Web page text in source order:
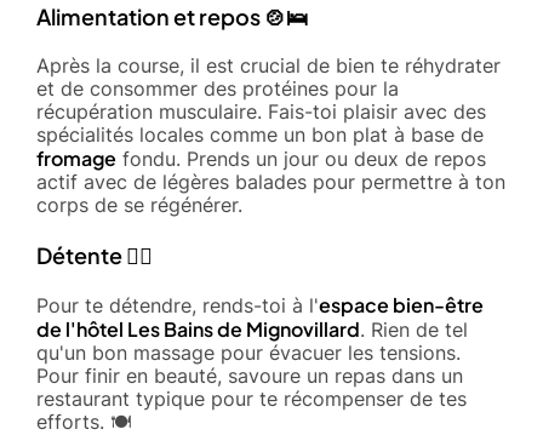
Alimentation et repos 🍲🛌
Après la course, il est crucial de bien te réhydrater
et de consommer des protéines pour la
récupération musculaire. Fais-toi plaisir avec des
spécialités locales comme un bon plat à base de
fromage fondu. Prends un jour ou deux de repos
actif avec de légères balades pour permettre à ton
corps de se régénérer.
Détente 💆‍♂️
Pour te détendre, rends-toi à l'espace bien-être
de l'hôtel Les Bains de Mignovillard. Rien de tel
qu'un bon massage pour évacuer les tensions.
Pour finir en beauté, savoure un repas dans un
restaurant typique pour te récompenser de tes
efforts. 🍽️